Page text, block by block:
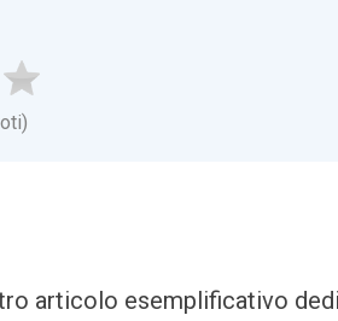
articolo esemplificativo